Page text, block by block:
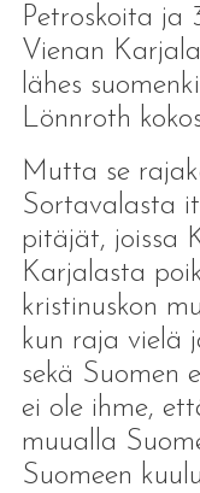
Petroskoita ja
Vienan
lähes
Lönnroth
Mutta se
Sortavalasta
pitäjät, joissa
Karjalasta
kristinuskon
kun raja vielä
sekä Suomen
ei ole ihme,
muualla
Suomeen